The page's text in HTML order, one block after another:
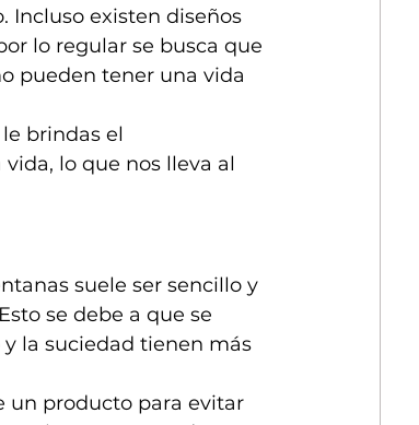
Incluso existen diseños
lo regular se busca que
pueden tener una vida
brindas el
lo que nos lleva al
suele ser sencillo y
se debe a que se
la suciedad tienen más
un producto para evitar